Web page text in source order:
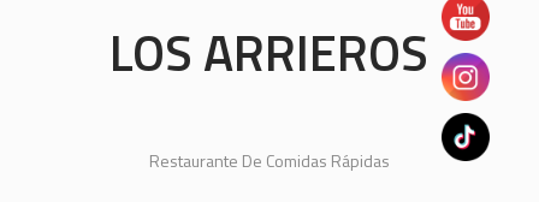
LOS ARRIEROS
Restaurante De Comidas Rápidas